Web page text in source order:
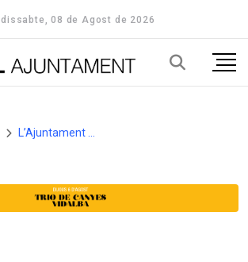
dissabte, 08 de Agost de 2026